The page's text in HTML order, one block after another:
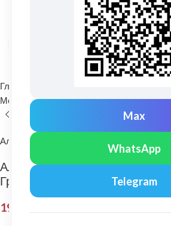
Max
WhatsApp
Telegram
Нажмите, чтобы увеличить
Главная
Металлические водосточные системы
Альта-Профиль
Альта-Профиль: Колено
Графит
195,00